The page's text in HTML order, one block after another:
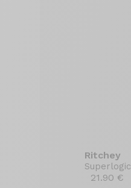
Ritchey
Superlogic
21.90 €